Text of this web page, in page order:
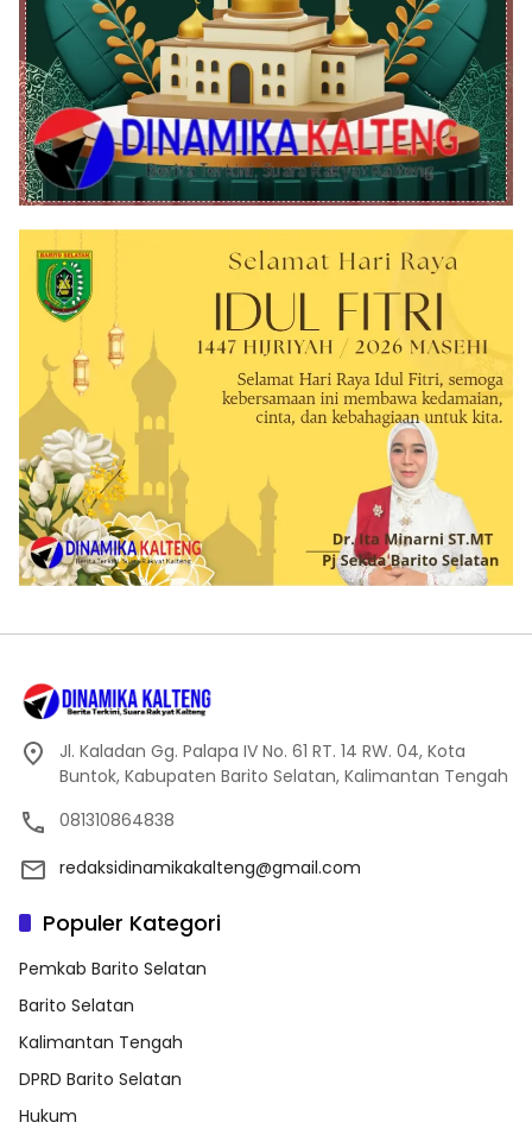
Jl. Kaladan Gg. Palapa IV No. 61 RT. 14 RW. 04, Kota
Buntok, Kabupaten Barito Selatan, Kalimantan Tengah
081310864838
redaksidinamikakalteng@gmail.com
Populer Kategori
Pemkab Barito Selatan
Barito Selatan
Kalimantan Tengah
DPRD Barito Selatan
Hukum